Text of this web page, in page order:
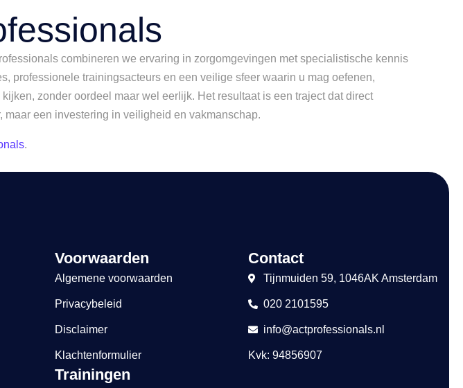
combineren we ervaring in zorgomgevingen met specialistische kennis
professionele trainingsacteurs en een veilige sfeer waarin u mag oefenen,
zonder oordeel maar wel eerlijk. Het resultaat is een traject dat direct
een investering in veiligheid en vakmanschap.
.
Voorwaarden
Algemene voorwaarden
Privacybeleid
Disclaimer
Klachtenformulier
Trainingen
Contact
Tijnmuiden 59, 1046AK Amsterdam
020 2101595
info@actprofessionals.nl
Kvk: 94856907